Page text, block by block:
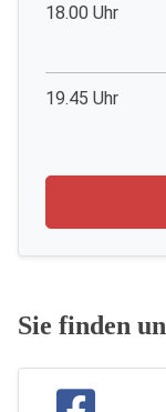
18.00 Uhr
19.45 Uhr
Sie finden